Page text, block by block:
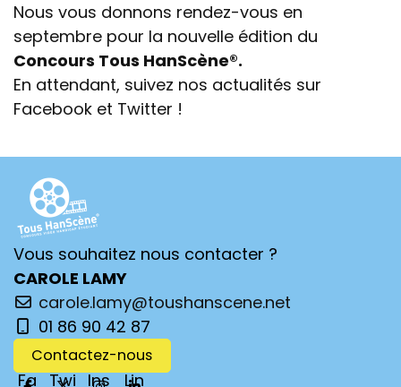
Nous vous donnons rendez-vous en
septembre pour la nouvelle édition du
Concours Tous HanScène®.
En attendant, suivez nos actualités sur
Facebook et Twitter !
Vous souhaitez nous contacter ?
CAROLE LAMY
carole.lamy@toushanscene.net
01 86 90 42 87
Contactez-nous
Fa Twi Ins Lin